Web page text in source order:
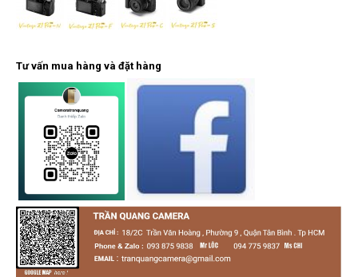
Tư vấn mua hàng và đặt hàng